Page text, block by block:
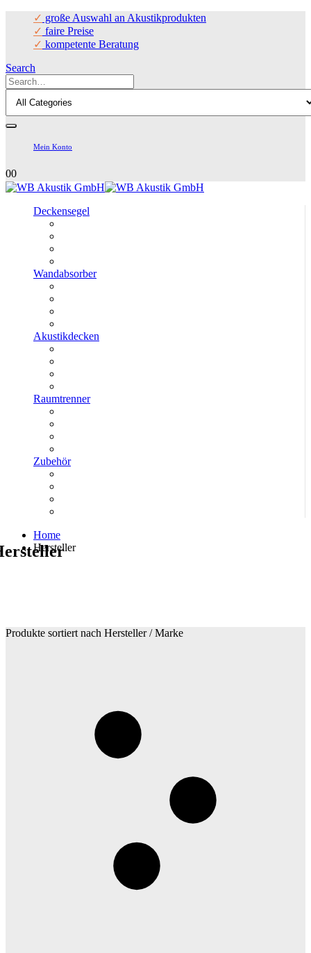
✓ große Auswahl an Akustikprodukten
✓ faire Preise
✓ kompetente Beratung
Search
Mein Konto
00
Deckensegel
Wandabsorber
Akustikdecken
Raumtrenner
Zubehör
Home
Hersteller
Produkte sortiert nach Hersteller / Marke